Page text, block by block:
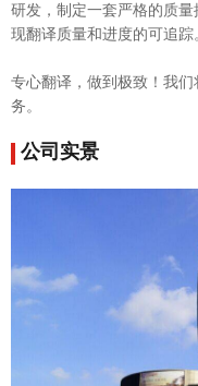
研发，制定一套严格的质
现翻译质量和进度的可追踪
专心翻译，做到极致！我
务。
公司实景